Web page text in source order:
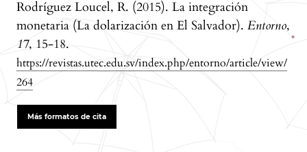
Rodríguez Loucel, R. (2015). La integración
monetaria (La dolarización en El Salvador). Entorno,
17, 15-18.
https://revistas.utec.edu.sv/index.php/entorno/article/view/
264
Más formatos de cita